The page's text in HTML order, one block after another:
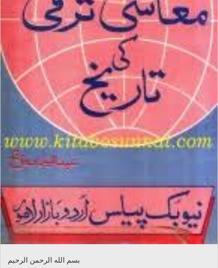
بسم الله الرحمن الرحیم